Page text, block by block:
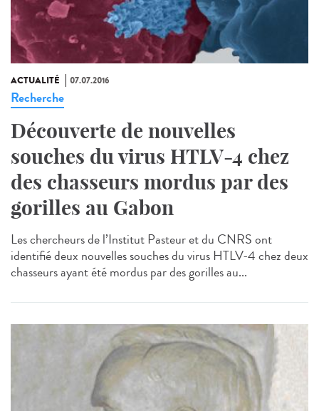
ACTUALITÉ 07.07.2016
Recherche
Découverte de nouvelles
souches du virus HTLV-4 chez
des chasseurs mordus par des
gorilles au Gabon
Les chercheurs de l’Institut Pasteur et du CNRS ont
identifié deux nouvelles souches du virus HTLV-4 chez deux
chasseurs ayant été mordus par des gorilles au...